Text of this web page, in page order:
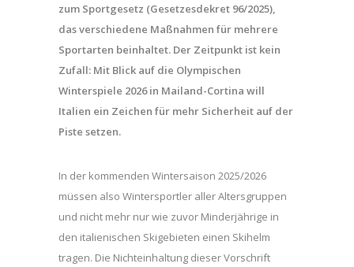
zum Sportgesetz (Gesetzesdekret 96/2025),
das verschiedene Maßnahmen für mehrere
Sportarten beinhaltet. Der Zeitpunkt ist kein
Zufall: Mit Blick auf die Olympischen
Winterspiele 2026 in Mailand-Cortina will
Italien ein Zeichen für mehr Sicherheit auf der
Piste setzen.
In der kommenden Wintersaison 2025/2026
müssen also Wintersportler aller Altersgruppen
und nicht mehr nur wie zuvor Minderjährige in
den italienischen Skigebieten einen Skihelm
tragen. Die Nichteinhaltung dieser Vorschrift